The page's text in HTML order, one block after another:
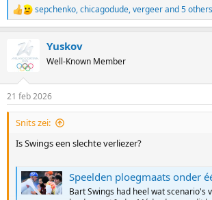
R
e
t
s
:
sepchenko,chicagodude,vergeerand 5 others
Yuskov
Well-Known Member
21 feb 2026
Snits zei:
Is Swings een slechte verliezer?
Speelden ploegmaats onder één hoedje? Bart Swings stelt zich vragen bij
Bart Swings had heel wat scenario's